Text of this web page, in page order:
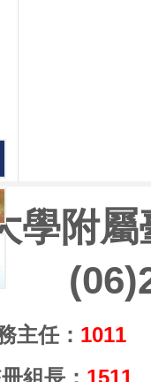
學附
主任： 1011
組長： 1511